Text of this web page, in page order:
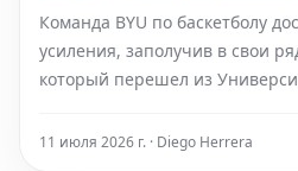
Команда BYU по баскетболу
усиления, заполучив в свои
который перешел из
BYU, направленным на
11 июля 2026 г. · Diego Herrera